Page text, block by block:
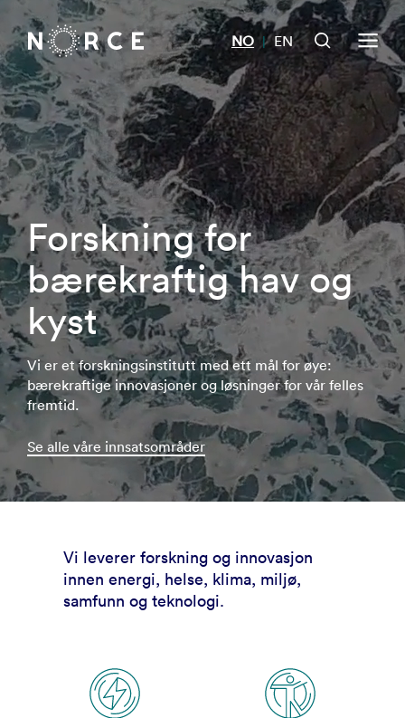
NO | EN
Forskning for
bærekraftig hav og
kyst
Vi er et forskningsinstitutt med ett mål for øye:
bærekraftige innovasjoner og løsninger for vår felles
fremtid.
Se alle våre innsatsområder
Vi leverer forskning og innovasjon
innen energi, helse, klima, miljø,
samfunn og teknologi.